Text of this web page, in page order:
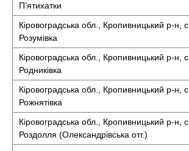
П’ятихатки
Кіровоградська обл., Кропивницький р-н, с.
Розумівка
Кіровоградська обл., Кропивницький р-н, с.
Родниківка
Кіровоградська обл., Кропивницький р-н, с.
Рожнятівка
Кіровоградська обл., Кропивницький р-н, с.
Роздолля (Олександрівська отг.)